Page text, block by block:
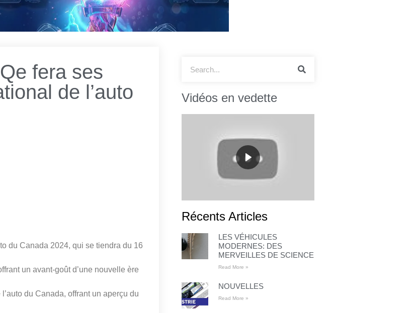
fera ses
de l’auto
du Canada 2024, qui se tiendra du 16
un avant-goût d’une nouvelle ère
du Canada, offrant un aperçu du
Vidéos en vedette
Récents Articles
LES VÉHICULES
MODERNES: DES
MERVEILLES DE SCIENCE
Read More »
NOUVELLES
Read More »